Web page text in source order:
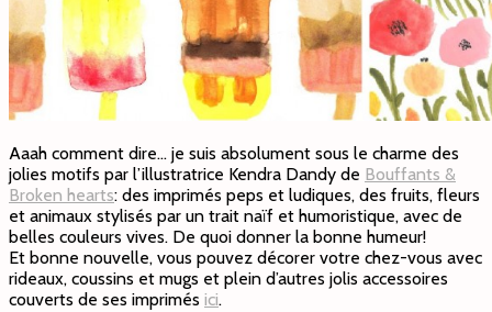
Aaah comment dire… je suis absolument sous le charme des
jolies motifs par l’illustratrice Kendra Dandy de Bouffants &
Broken hearts: des imprimés peps et ludiques, des fruits, fleurs
et animaux stylisés par un trait naïf et humoristique, avec de
belles couleurs vives. De quoi donner la bonne humeur!
Et bonne nouvelle, vous pouvez décorer votre chez-vous avec
rideaux, coussins et mugs et plein d’autres jolis accessoires
couverts de ses imprimés ici.